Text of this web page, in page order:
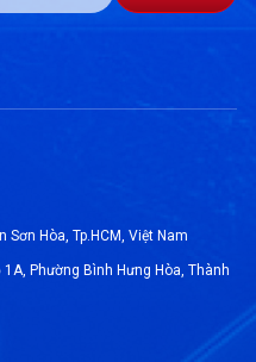
Hòa, Tp.HCM, Việt Nam
Phường Bình Hưng Hòa, Thành